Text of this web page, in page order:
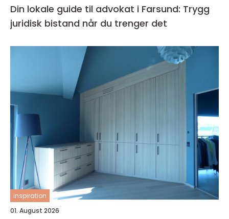
Din lokale guide til advokat i Farsund: Trygg
juridisk bistand når du trenger det
inspiration
01. August 2026